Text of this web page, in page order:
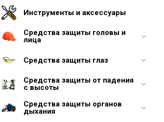
Инструменты и аксессуары
Средства защиты головы и
лица
Средства защиты глаз
Средства защиты от падения
с высоты
Средства защиты органов
дыхания